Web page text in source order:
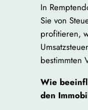
In
Sie von
profitieren,
bestimmten
Wie
den